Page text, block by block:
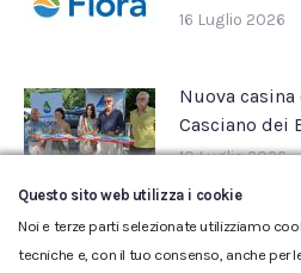
16 Luglio 2026
Nuova casina
Casciano dei
10 Luglio 2026
Questo sito web utilizza i cookie
Noi e terze parti selezionate utilizziamo
tecniche e, con il tuo consenso, anche per